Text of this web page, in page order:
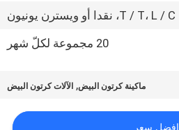
T / T، L / C، نقدا أو ويسترن يونيون
20 مجموعة لكلّ شهر
ماكينة كرتون البيض, الآلات كرتون البيض
افضل سعر